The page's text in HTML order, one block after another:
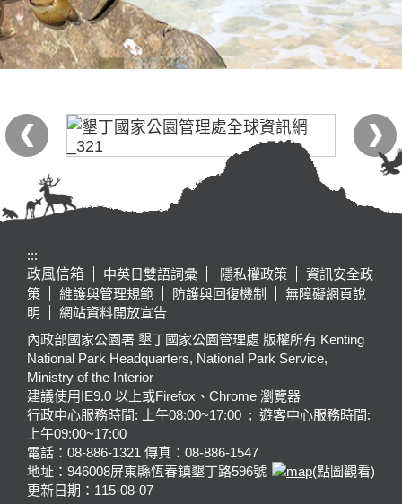
:::
政風信箱
中英日雙語詞彙 隱私權政策
資訊安全政
策
維護與管理規範 防護與回復機制
無障礙網頁說
明
網站資料開放宣告
內政部國家公園署 墾丁國家公園管理處 版權所有 Kenting
National Park Headquarters, National Park Service,
Ministry of the Interior
建議使用IE9.0 以上或Firefox、Chrome 瀏覽器
行政中心服務時間: 上午08:00~17:00 ; 遊客中心服務時間:
上午09:00~17:00
電話：08-886-1321 傳真：08-886-1547
地址：946008屏東縣恆春鎮墾丁路596號
(點圖觀看)
更新日期： 115-08-07